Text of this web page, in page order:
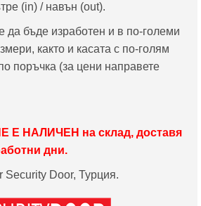
(in) / навън (out).
да бъде изработен и в по-големи
както и касата с по-голям
поръчка (за цени направете
Е НАЛИЧЕН на склад, доставя
дни.
Security Door, Турция.